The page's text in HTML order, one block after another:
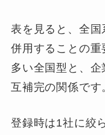
表を見ると、全
併用することの
多い全国型と、
互補完の関係です
登録時は1社に絞